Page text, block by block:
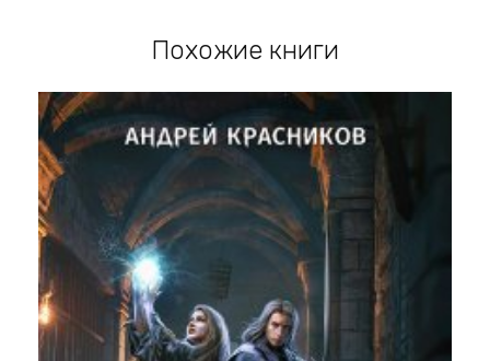
Похожие книги